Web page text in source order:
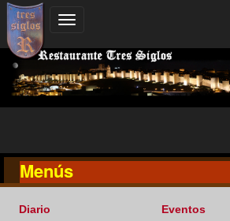
Menús
Diario Eventos